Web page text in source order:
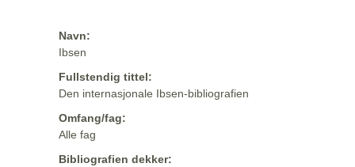
Navn:
Ibsen
Fullstendig tittel:
Den internasjonale Ibsen-bibliografien
Omfang/fag:
Alle fag
Bibliografien dekker: